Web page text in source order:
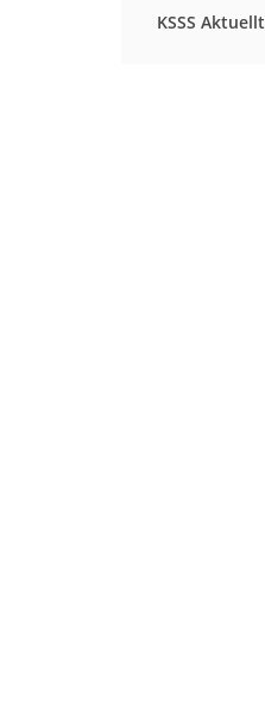
KSSS Aktuellt